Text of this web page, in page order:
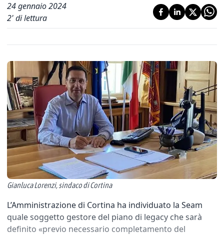
24 gennaio 2024
2' di lettura
Gianluca Lorenzi, sindaco di Cortina
L’Amministrazione di Cortina ha individuato la Seam
quale soggetto gestore del piano di legacy che sarà
definito «previo necessario completamento del